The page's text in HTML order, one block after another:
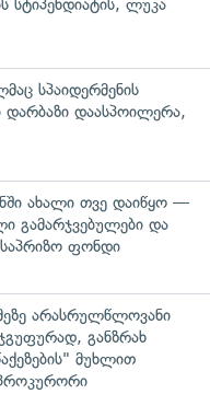
სტიპენდიატის, ლუკა
სპაიდერმენის
დარბაზი დაასპოილერა,
ახალი თვე დაიწყო —
გამარჯვებულები და
ფონდი
არასრულწლოვანი
განზრახ
მუხლით